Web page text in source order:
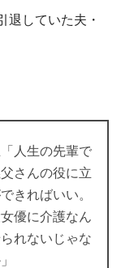
退していた夫・
人生の先輩で
さんの役に立
きればいい。
優に介護なん
れないじゃな